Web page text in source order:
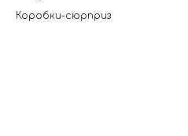
Коробки-сюрприз